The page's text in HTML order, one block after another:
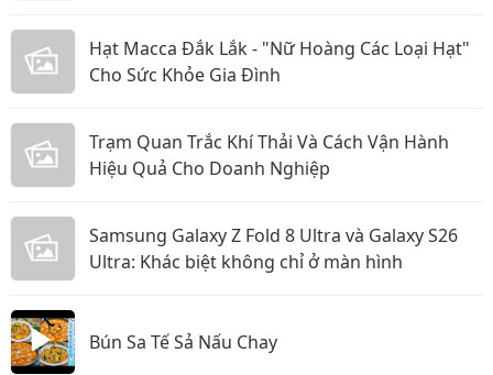
Hạt Macca Đắk Lắk - "Nữ Hoàng Các Loại Hạt"
Cho Sức Khỏe Gia Đình
Trạm Quan Trắc Khí Thải Và Cách Vận Hành
Hiệu Quả Cho Doanh Nghiệp
Samsung Galaxy Z Fold 8 Ultra và Galaxy S26
Ultra: Khác biệt không chỉ ở màn hình
Bún Sa Tế Sả Nấu Chay